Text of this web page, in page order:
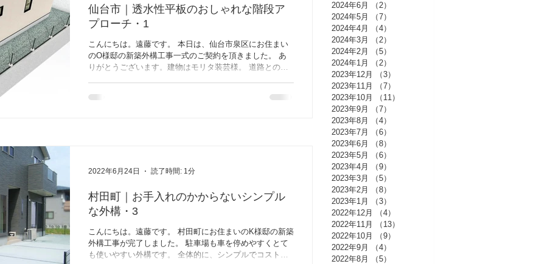
仙台市｜透水性平板のおしゃれな階段ア
プローチ・1
こんにちは。遠藤です。 本日は、仙台市泉区にお住まい
のO様邸の新築外構工事一式のご契約を頂きました。 あ
りがとうございます。建物はモリタ装芸様。 道路との高
板を3色ミック...
村田町｜お手入れのかからないシンプル
な外構・3
こんにちは。遠藤です。 村田町にお住まいのK様邸の新築
外構工事が完了しました。 駐車場も車を停めやすくとて
も使いやすい外構です。 全体的に、シンプルでコストを
2022年6月24日 読了時間: 1分
2024年6月
（2）
2024年5月
（7）
2024年4月
（4）
2024年3月
（2）
2024年2月
（5）
2024年1月
（2）
2023年12月
（3）
2023年11月
（7）
2023年10月
（11）
2023年9月
（7）
2023年8月
（4）
2023年7月
（6）
2023年6月
（8）
2023年5月
（6）
2023年4月
（9）
2023年3月
（5）
2023年2月
（8）
2023年1月
（3）
2022年12月
（4）
2022年11月
（13）
2022年10月
（9）
2022年9月
（4）
2022年8月
（5）